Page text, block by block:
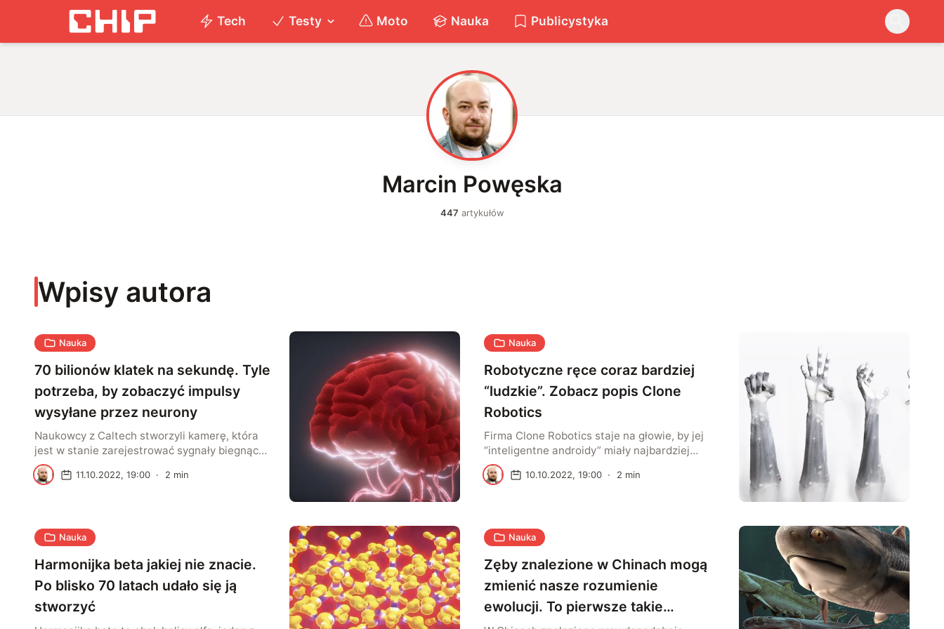
Tech Testy Moto Nauka Publicystyka
M
Marcin Powęska
447 artykułów
Wpisy autora
Nauka
70 bilionów klatek na sekundę. Tyle
potrzeba, by zobaczyć impulsy
wysyłane przez neurony
Naukowcy z Caltech stworzyli kamerę, która
jest w stanie zarejestrować sygnały biegnące
przez neurony. To urządzenie nagrywa wideo
z prędkością 70 bilionów klatek na sekundę.
czasu, aby mózg zarejestrował wrażenie z
podróżują z […]
M 11.10.2022, 19:00 · 2 min
Nauka
Robotyczne ręce coraz bardziej
“ludzkie”. Zobacz popis Clone
Robotics
Firma Clone Robotics staje na głowie, by jej
“inteligentne androidy” miały najbardziej
ludzkie dłonie, jak to tylko możliwe.
Rozwiązanie to może mieć wiele różnych
idealnie odwzorowanych rąk. W wielu
rozmawiamy o zaawansowanych […]
M 10.10.2022, 19:00 · 2 min
Nauka
Harmonijka beta jakiej nie znacie.
Po blisko 70 latach udało się ją
stworzyć
Nauka
Zęby znalezione w Chinach mogą
zmienić nasze rozumienie
ewolucji. To pierwsze takie